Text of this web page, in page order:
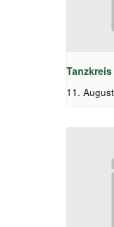
Tanzkreis
11.